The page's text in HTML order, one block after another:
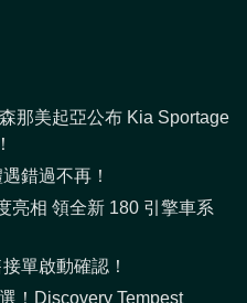
那美起亞公布 Kia Sportage
錯過不再！
亮相 領全新 180 引擎車系
單啟動確認！
！Discovery Tempest